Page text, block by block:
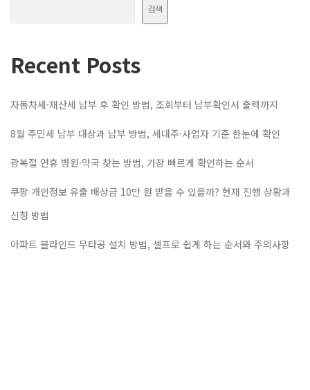
검색
Recent Posts
자동차세·재산세 납부 후 확인 방법, 조회부터 납부확인서 출력까지
8월 주민세 납부 대상과 납부 방법, 세대주·사업자 기준 한눈에 확인
광복절 연휴 병원·약국 찾는 방법, 가장 빠르게 확인하는 순서
쿠팡 개인정보 유출 배상금 10만 원 받을 수 있을까? 현재 진행 상황과
신청 방법
아파트 블라인드 무타공 설치 방법, 셀프로 쉽게 하는 순서와 주의사항